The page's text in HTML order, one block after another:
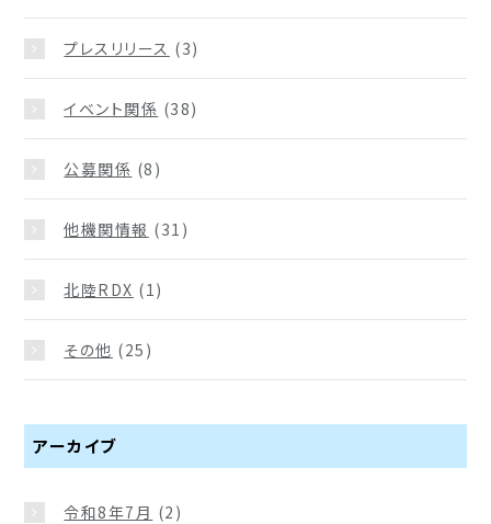
プレスリリース (3)
イベント関係 (38)
公募関係 (8)
他機関情報 (31)
北陸RDX (1)
その他 (25)
アーカイブ
令和8年7月 (2)